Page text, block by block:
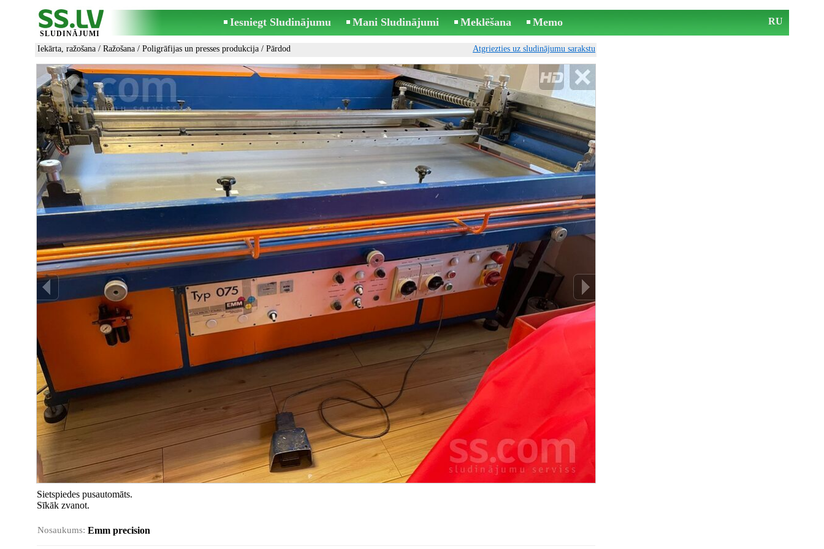
SLUDINĀJUMI
Iesniegt Sludinājumu Mani Sludinājumi Meklēšana Memo RU
Iekārta, ražošana / Ražošana / Poligrāfijas un presses produkcija / Pārdod Atgriezties uz sludinājumu sarakstu
Sietspiedes pusautomāts.
Sīkāk zvanot.
Nosaukums: Emm precision